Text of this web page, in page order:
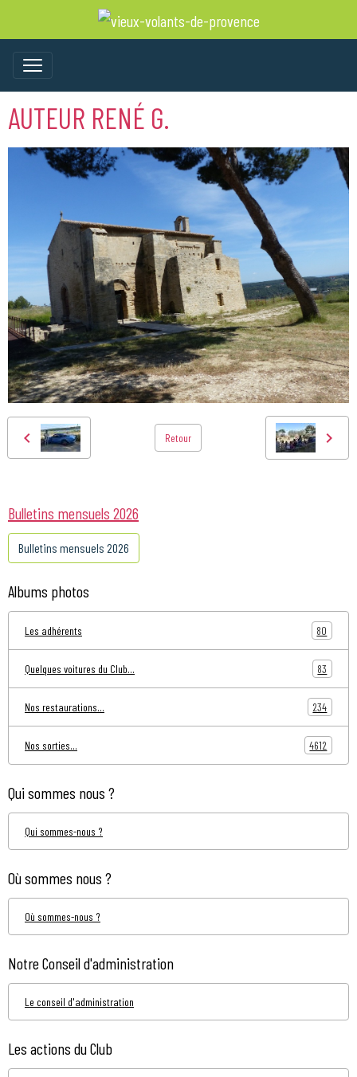
AUTEUR RENÉ G.
Retour
Bulletins mensuels 2026
Bulletins mensuels 2026
Albums photos
Les adhérents 80
Quelques voitures du Club... 83
Nos restaurations... 234
Nos sorties... 4612
Qui sommes nous ?
Qui sommes-nous ?
Où sommes nous ?
Où sommes-nous ?
Notre Conseil d'administration
Le conseil d'administration
Les actions du Club